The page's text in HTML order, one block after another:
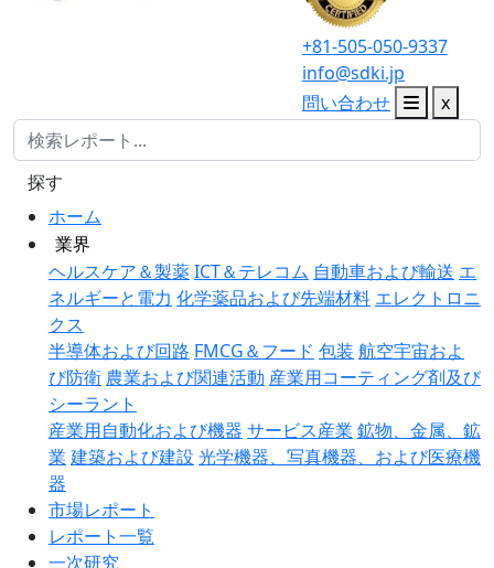
+81-505-050-9337
info@sdki.jp
問い合わせ
x
ホーム
業界
ヘルスケア＆製薬ICT＆テレコム 自動車および輸送 エ
ネルギーと電力 化学薬品および先端材料 エレクトロニ
クス
半導体および回路 FMCG＆フード 包装 航空宇宙およ
び防衛 農業および関連活動 産業用コーティング剤及び
シーラント
産業用自動化および機器 サービス産業 鉱物、金属、鉱
業 建築および建設 光学機器、写真機器、および医療機
器
市場レポート
レポート一覧
一次研究
探す